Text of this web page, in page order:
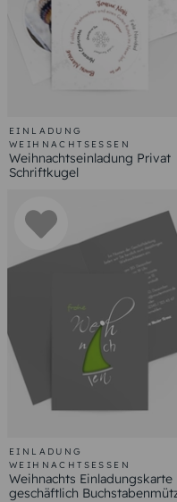
EINLADUNG
WEIHNACHTSESSEN
Weihnachtseinladung Privat
Schriftkugel
EINLADUNG
WEIHNACHTSESSEN
Weihnachts Einladungskarte
geschäftlich